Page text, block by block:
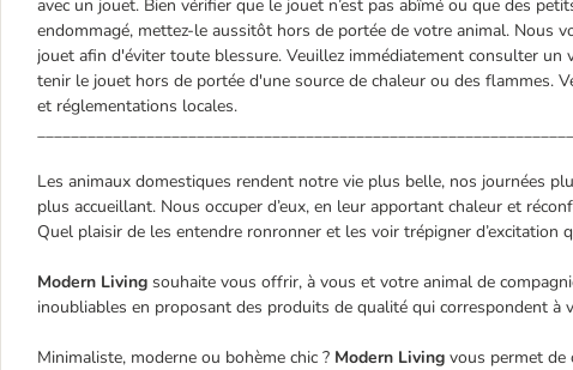
avec un jouet. Bien vérifier que le jouet n’est pas abîmé ou que des
endommagé, mettez-le aussitôt hors de portée de votre animal. Nous
jouet afin d'éviter toute blessure. Veuillez immédiatement consulter un
tenir le jouet hors de portée d'une source de chaleur ou des flammes.
et réglementations locales.
Les animaux domestiques rendent notre vie plus belle, nos journées
plus accueillant. Nous occuper d’eux, en leur apportant chaleur et
Quel plaisir de les entendre ronronner et les voir trépigner d’excitation
Modern Living souhaite vous offrir, à vous et votre animal de
inoubliables en proposant des produits de qualité qui correspondent à
Minimaliste, moderne ou bohème chic ? Modern Living vous permet de